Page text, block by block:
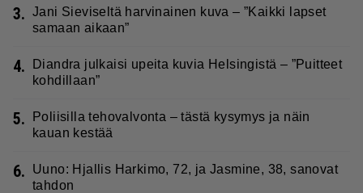
3. Jani Sieviseltä harvinainen kuva – ”Kaikki lapset
samaan aikaan”
4.
Diandra julkaisi upeita kuvia Helsingistä – ”Puitteet
kohdillaan”
5.
Poliisilla tehovalvonta – tästä kysymys ja näin
kauan kestää
6.
Uuno: Hjallis Harkimo, 72, ja Jasmine, 38, sanovat
tahdon